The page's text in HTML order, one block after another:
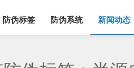
防伪标签 防伪系统 新闻动态